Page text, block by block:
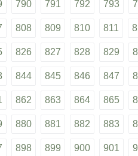
790 791 792 793
808 809 810 811
826 827 828 829
844 845 846 847
862 863 864 865
880 881 882 883
898 899 900 901